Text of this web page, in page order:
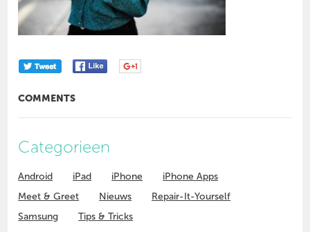
COMMENTS
Categorieen
Android iPad iPhone
iPhone Apps
Meet & Greet
Nieuws
Repair-It-Yourself
Samsung
Tips & Tricks